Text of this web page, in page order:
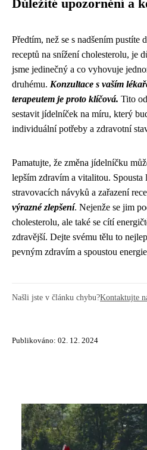
Důležité upozornění a
Předtím, než se s nadšením pustíte
receptů na snížení cholesterolu, je
jsme jedinečný a co vyhovuje
druhému. Konzultace s vaším
terapeutem je proto klíčová. Tito
sestavit jídelníček na míru, který
individuální potřeby a zdravotní
Pamatujte, že změna jídelníčku
lepším zdravím a vitalitou. Spousta
stravovacích návyků a zařazení
výrazné zlepšení. Nejenže se jim
cholesterolu, ale také se cítí
zdravější. Dejte svému tělu to
pevným zdravím a spoustou
Našli jste v článku chybu?Kontaktujte
Publikováno: 02. 12. 2024